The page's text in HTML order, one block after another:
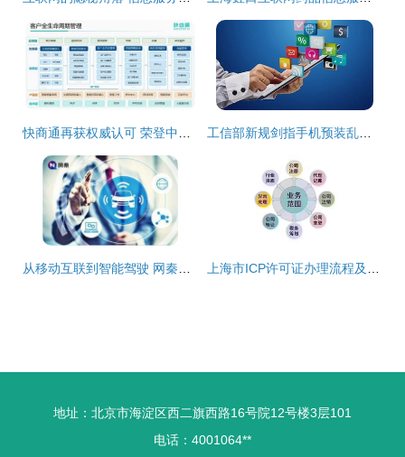
地址：北京市海淀区西二旗西路16号院12号楼3层101
电话：4001064**